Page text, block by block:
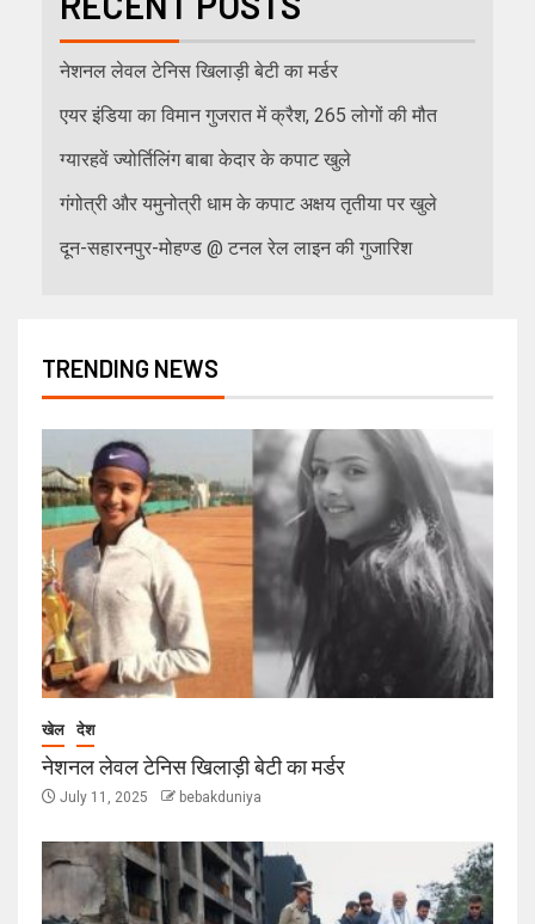
नेशनल लेवल टेनिस खिलाड़ी बेटी का मर्डर
एयर इंडिया का विमान गुजरात में क्रैश, 265 लोगों की मौत
ग्यारहवें ज्योर्तिलिंग बाबा केदार के कपाट खुले
गंगोत्री और यमुनोत्री धाम के कपाट अक्षय तृतीया पर खुले
दून-सहारनपुर-मोहण्ड @ टनल रेल लाइन की गुजारिश
TRENDING NEWS
खेल देश
नेशनल लेवल टेनिस खिलाड़ी बेटी का मर्डर
July 11, 2025 bebakduniya